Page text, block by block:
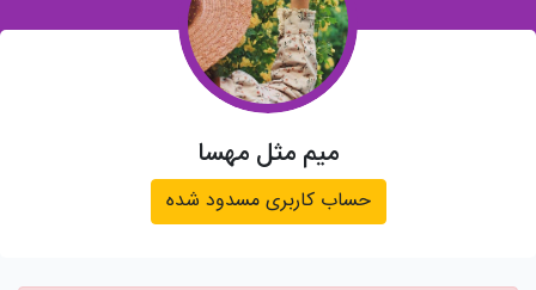
میم مثل مهسا
حساب کاربری مسدود شده